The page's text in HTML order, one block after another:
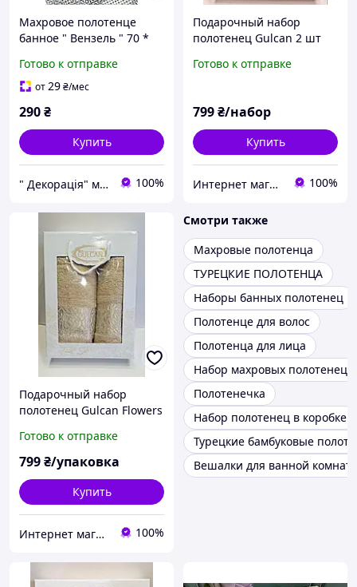
Махровое полотенце
банное " Вензель " 70 *
Готово к отправке
от29₴/мес
290₴
Купить
" Декорація" магазин текстилю та декору для дому 100%
Подарочный набор
полотенец Gulcan 2 шт
Готово к отправке
799₴/набор
Купить
Интернет магазин тканин "Улюблена Постіль" 100%
Подарочный набор
полотенец Gulcan Flowers
Готово к отправке
799₴/упаковка
Купить
Интернет магазин тканин "Улюблена Постіль" 100%
Смотри также
Махровые полотенца
ТУРЕЦКИЕ ПОЛОТЕНЦА
Наборы банных полотенец
Полотенце для волос
Полотенца для лица
Набор махровых полотенец
Полотенечка
Набор полотенец в коробке
Турецкие бамбуковые
Вешалки для ванной